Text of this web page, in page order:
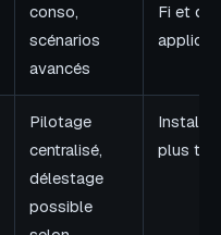
conso,
scénarios
avancés
Fi et
Pilotage
centralisé,
délestage
possible
plus